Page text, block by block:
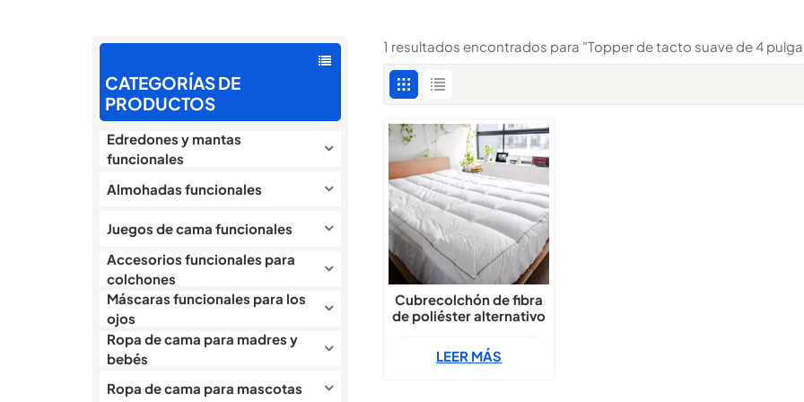
CATEGORÍAS DE
PRODUCTOS
Edredones y mantas
funcionales
Almohadas funcionales
Juegos de cama funcionales
Accesorios funcionales para
colchones
Máscaras funcionales para los
ojos
Ropa de cama para madres y
bebés
Ropa de cama para mascotas
1 resultados encontrados para "Topper de tacto suave de 4
Cubrecolchón de fibra
de poliéster alternativo
de 4 pulgadas
LEER MÁS